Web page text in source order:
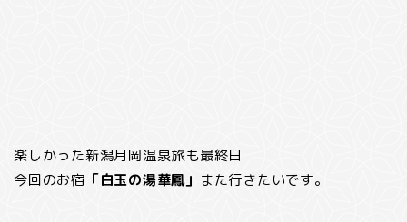
楽しかった新潟月岡温泉旅も最終日
今回のお宿 「白玉の湯華鳳」 また行きたいです。